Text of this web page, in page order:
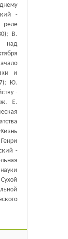
-
реле
В.
над
и
Ю.
-
Е.
-